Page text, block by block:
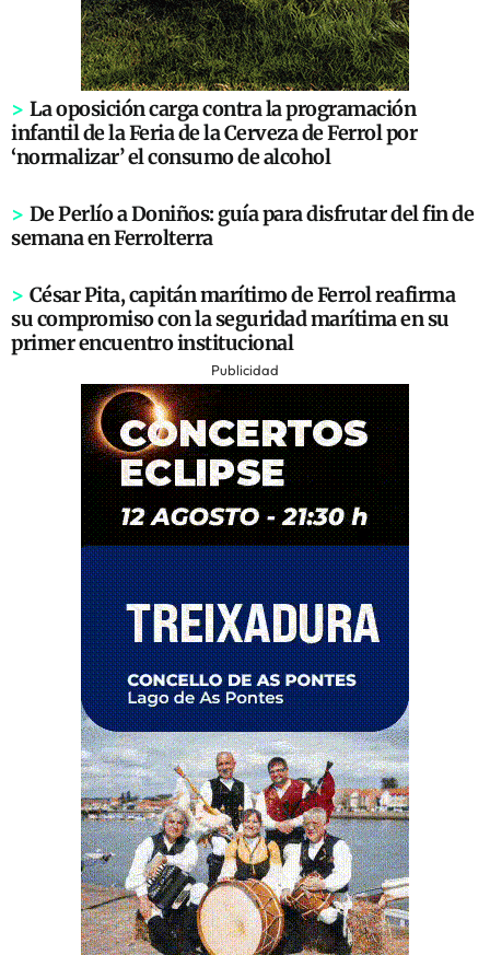
> La oposición carga contra la programación
infantil de la Feria de la Cerveza de Ferrol por
‘normalizar’ el consumo de alcohol
> De Perlío a Doniños: guía para disfrutar del fin de
semana en Ferrolterra
> César Pita, capitán marítimo de Ferrol reafirma
su compromiso con la seguridad marítima en su
primer encuentro institucional
Publicidad